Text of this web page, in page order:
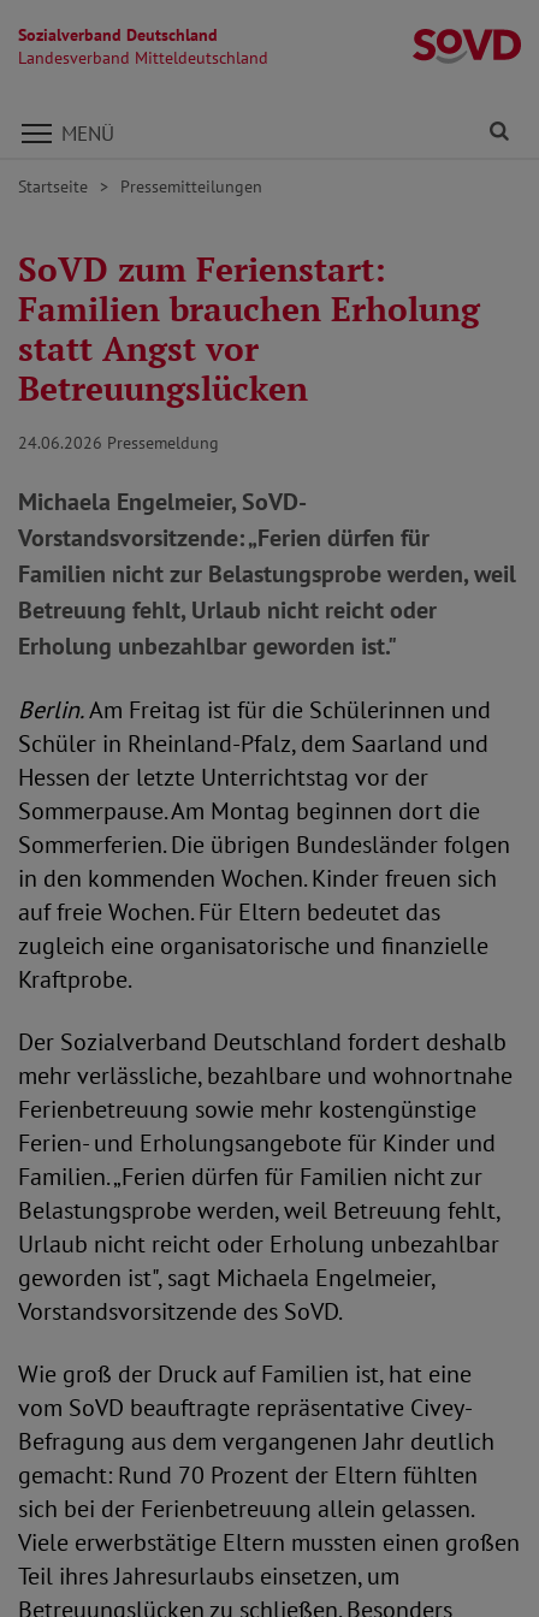
Sozialverband Deutschland
Landesverband Mitteldeutschland
Direkt zu den Inhalten springen
MENÜ
Startseite Pressemitteilungen
SoVD zum Ferienstart:
Familien brauchen Erholung
statt Angst vor
Betreuungslücken
24.06.2026 Pressemeldung
Michaela Engelmeier, SoVD-
Vorstandsvorsitzende: „Ferien dürfen für
Familien nicht zur Belastungsprobe werden, weil
Betreuung fehlt, Urlaub nicht reicht oder
Erholung unbezahlbar geworden ist."
Berlin.Am Freitag ist für die Schülerinnen und
Schüler in Rheinland-Pfalz, dem Saarland und
Hessen der letzte Unterrichtstag vor der
Sommerpause. Am Montag beginnen dort die
Sommerferien. Die übrigen Bundesländer folgen
in den kommenden Wochen. Kinder freuen sich
auf freie Wochen. Für Eltern bedeutet das
zugleich eine organisatorische und finanzielle
Kraftprobe.
Der Sozialverband Deutschland fordert deshalb
mehr verlässliche, bezahlbare und wohnortnahe
Ferienbetreuung sowie mehr kostengünstige
Ferien- und Erholungsangebote für Kinder und
Familien. „Ferien dürfen für Familien nicht zur
Belastungsprobe werden, weil Betreuung fehlt,
Urlaub nicht reicht oder Erholung unbezahlbar
geworden ist", sagt Michaela Engelmeier,
Vorstandsvorsitzende des SoVD.
Wie groß der Druck auf Familien ist, hat eine
vom SoVD beauftragte repräsentative Civey-
Befragung aus dem vergangenen Jahr deutlich
gemacht: Rund 70 Prozent der Eltern fühlten
sich bei der Ferienbetreuung allein gelassen.
Viele erwerbstätige Eltern mussten einen großen
Teil ihres Jahresurlaubs einsetzen, um
Betreuungslücken zu schließen. Besonders